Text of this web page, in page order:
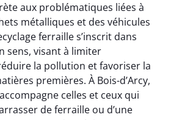
aux problématiques liées à
métalliques et des véhicules
ferraille s’inscrit dans
sens, visant à limiter
la pollution et favoriser la
premières. À Bois-d’Arcy,
celles et ceux qui
de ferraille ou d’une